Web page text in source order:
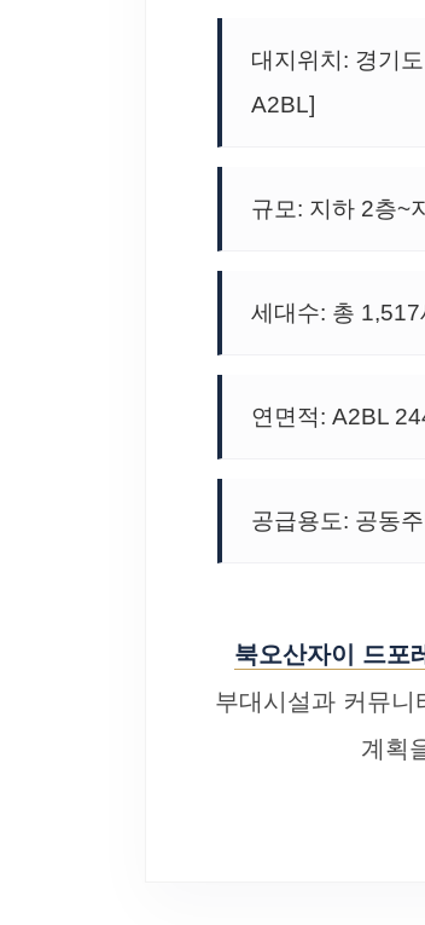
대지위치: 경기
A2BL]
규모: 지하 2층~
세대수: 총 1,517
연면적: A2BL
공급용도: 공동
북오산자이 드포
부대시설과 커뮤
계획